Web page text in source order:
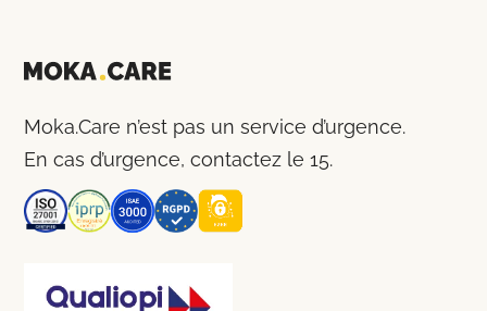
Moka.Care n’est pas un service d’urgence.
En cas d’urgence, contactez le 15.